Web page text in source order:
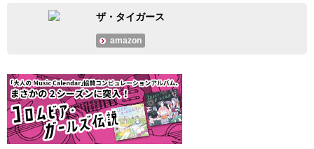
ザ・タイガース
amazon